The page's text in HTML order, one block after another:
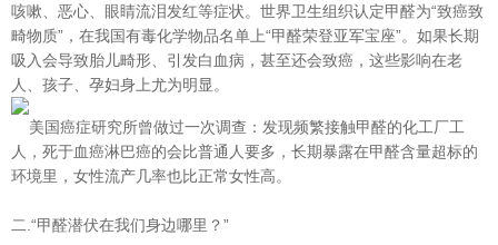
咳嗽、恶心、眼睛流泪发红等症状。世界卫生组织认定甲醛为“致癌致
畸物质”，在我国有毒化学物品名单上“甲醛荣登亚军宝座”。如果长期
吸入会导致胎儿畸形、引发白血病，甚至还会致癌，这些影响在老
人、孩子、孕妇身上尤为明显。
美国癌症研究所曾做过一次调查：发现频繁接触甲醛的化工厂工
人，死于血癌淋巴癌的会比普通人要多，长期暴露在甲醛含量超标的
环境里，女性流产几率也比正常女性高。
二.“甲醛潜伏在我们身边哪里？”